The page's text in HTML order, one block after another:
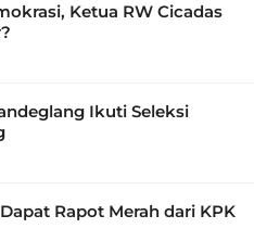
Ketua RW Cicadas
Ikuti Seleksi
Rapot Merah dari KPK